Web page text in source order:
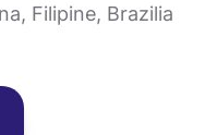
Filipine, Brazilia